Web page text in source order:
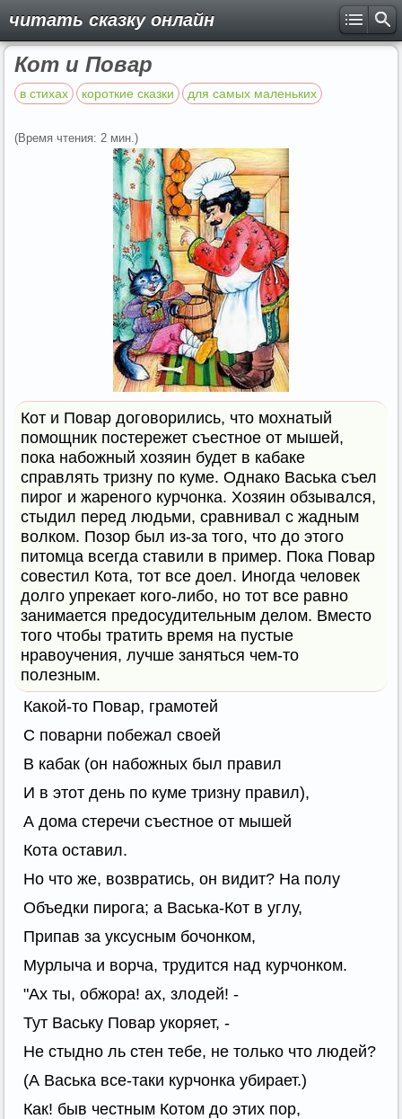
читать сказку онлайн
Кот и Повар
в стихах короткие сказки для самых маленьких
(Время чтения: 2 мин.)
Кот и Повар договорились, что мохнатый
помощник постережет съестное от мышей,
пока набожный хозяин будет в кабаке
справлять тризну по куме. Однако Васька съел
пирог и жареного курчонка. Хозяин обзывался,
стыдил перед людьми, сравнивал с жадным
волком. Позор был из-за того, что до этого
питомца всегда ставили в пример. Пока Повар
совестил Кота, тот все доел. Иногда человек
долго упрекает кого-либо, но тот все равно
занимается предосудительным делом. Вместо
того чтобы тратить время на пустые
нравоучения, лучше заняться чем-то
полезным.
Какой-то Повар, грамотей
С поварни побежал своей
В кабак (он набожных был правил
И в этот день по куме тризну правил),
А дома стеречи съестное от мышей
Кота оставил.
Но что же, возвратись, он видит? На полу
Объедки пирога; а Васька-Кот в углу,
Припав за уксусным бочонком,
Мурлыча и ворча, трудится над курчонком.
"Ах ты, обжора! ах, злодей! -
Тут Ваську Повар укоряет, -
Не стыдно ль стен тебе, не только что людей?
(А Васька все-таки курчонка убирает.)
Как! быв честным Котом до этих пор,